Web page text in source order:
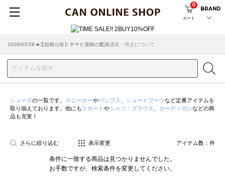
カート
0
BRAND
2026/07/29 ■【お知らせ】ヤマト運輸の配送遅延・停止について
2026/03/18 ■店舗受け取りサービスのご案内
シューズの一覧です。 スニーカーやパンプス ショートブーツなど定番アイテムを
取り揃えております。他にも スカート やシャツ・ブラウス カーディガンなどの商
品も充実！
さらに絞り込む 表示変更 アイテム数： 件
条件に一致する商品は見つかりませんでした。
お手数ですが、検索条件を変更してください。